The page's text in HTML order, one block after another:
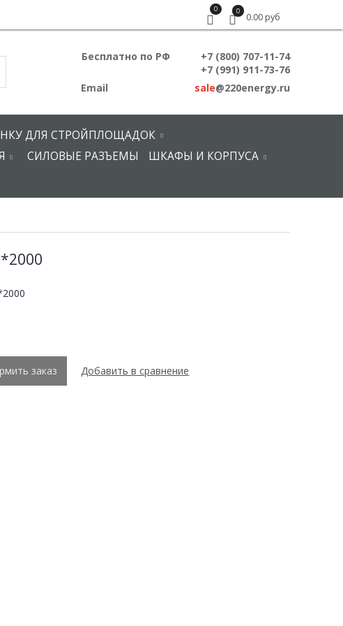
0 0
0.00 руб
Бесплатно по РФ
+7 (800) 707-11-74
+7 (991) 911-73-76
Email
sale@220energy.ru
НКУ ДЛЯ СТРОЙПЛОЩАДОК
СИЛОВЫЕ РАЗЪЕМЫ
ШКАФЫ И КОРПУСА
заказ Добавить в сравнение